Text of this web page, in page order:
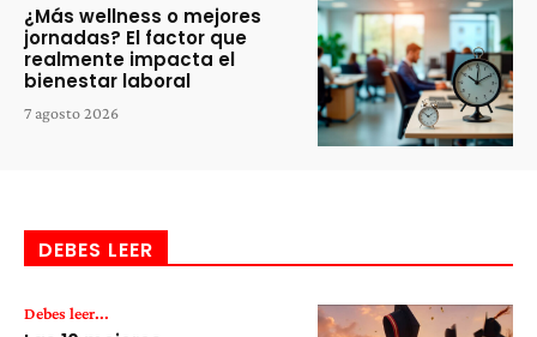
¿Más wellness o mejores
jornadas? El factor que
realmente impacta el
bienestar laboral
7 agosto 2026
DEBES LEER
Debes leer...